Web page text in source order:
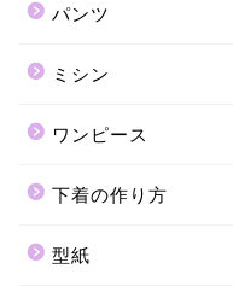
パンツ
ミシン
ワンピース
下着の作り方
型紙